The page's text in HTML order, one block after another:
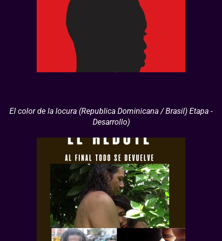
El color de la locura (Republica Dominicana / Brasil) Etapa -
Desarrollo)